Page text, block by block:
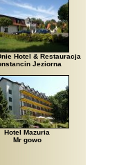
Hotel & Restauracja
Jeziorna
Hotel Mazuria
Mr gowo